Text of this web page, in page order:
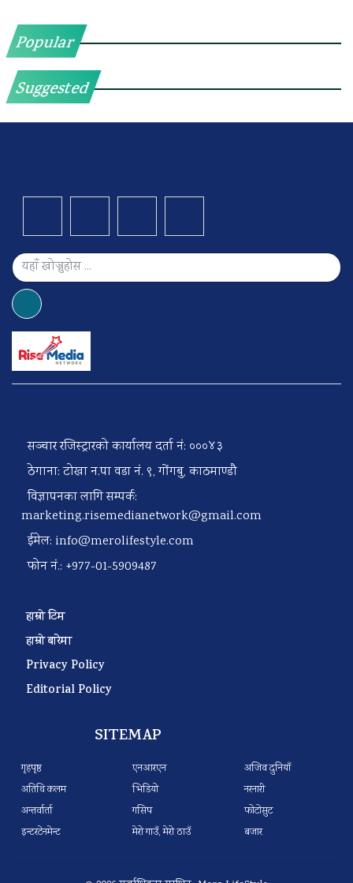
Popular
Suggested
सञ्चार रजिस्ट्रारको कार्यालय दर्ता नं: ०००४३
ठेगाना: टोखा न.पा वडा नं. ९, गोंगबु, काठमाण्डौ
विज्ञापनका लागि सम्पर्क:
marketing.risemedianetwork@gmail.com
ईमेल: info@merolifestyle.com
फोन नं.: +977-01-5909487
हाम्रो टिम
हाम्रो बारेमा
Privacy Policy
Editorial Policy
SITEMAP
गृहपृष्ठ
अतिथि कलम
अन्तर्वार्ता
इन्टरटेनमेन्ट
एनआरएन
भिडियो
गसिप
मेरो गाउँ, मेरो ठाउँ
अजिव दुनियाँ
नरनारी
फोटोसुट
बजार